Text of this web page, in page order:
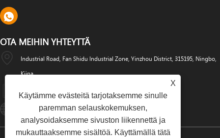
OTA MEIHIN YHTEYTTÄ
Industrial Road, Fan Shidu Industrial Zone, Yinzhou District, 315195, Ningbo,
Kiina
+86-574-88486629
Info@dyfab-Industry.com
X
Käytämme evästeitä tarjotaksemme sinulle
paremman selauskokemuksen,
analysoidaksemme sivuston liikennettä ja
mukauttaaksemme sisältöä. Käyttämällä tätä